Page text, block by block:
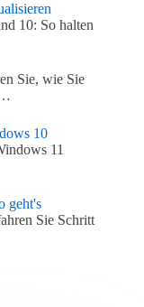
10: So halten
Sie, wie Sie
10
11
geht's
Sie Schritt